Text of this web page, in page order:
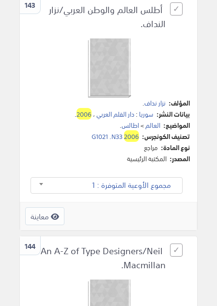
143
أطلس العالم والوطن العربي/نزار
النداف.
المؤلف: نزار نداف.
بيانات النشر: سوريا :دار القلم العربي،2006
.
المواضيع: العالم>اطالس.
تصنيف الكونجرس:
G1021 .N332006
نوع المادة: مراجع
المصدر: المكتبة الرئيسية
مجموع الأوعية المتوفرة : 1
معاينة
144 An A-Z of Type Designers/Neil
Macmillan.